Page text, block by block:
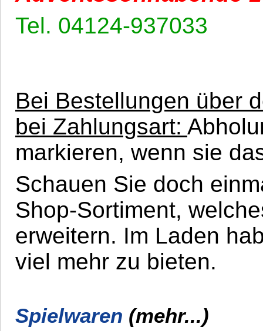
Tel. 04124-937033
Bei Bestellungen über
bei Zahlungsart:
markieren, wenn sie
Schauen Sie doch
Shop-Sortiment,
erweitern. Im Laden
viel mehr zu bieten.
Spielwaren (mehr...)